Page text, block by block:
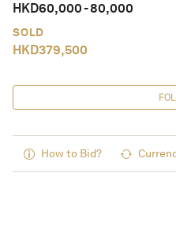
HKD60,000-80,000
SOLD
HKD379,500
How to Bid?